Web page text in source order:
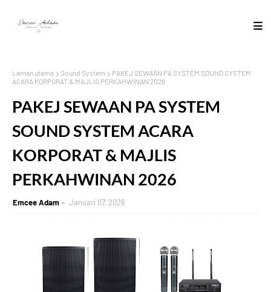
Laman utama Sound System
PAKEJ SEWAAN PA SYSTEM SOUND SYSTEM
ACARA KORPORAT & MAJLIS PERKAHWINAN 2026
PAKEJ SEWAAN PA SYSTEM
SOUND SYSTEM ACARA
KORPORAT & MAJLIS
PERKAHWINAN 2026
Emcee Adam Januari 07, 2026